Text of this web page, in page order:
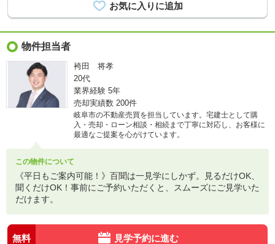
物件担当者
袴田 将孝
20代
業界経験 5年
売却実績数 200件
岐阜市の不動産売買を担当しています。宅建士として購
入・売却・ローン相談・相続まで丁寧に対応し、お客様に
最適なご提案を心がけています。
この物件について
《平日もご案内可能！》百聞は一見学にしかず。見るだけOK、
聞くだけOK！事前にご予約いただくと、スムーズにご見学いた
だけます。
無料 見学予約に進む